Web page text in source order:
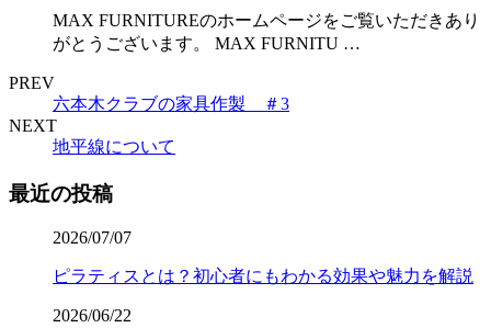
MAX FURNITUREのホームページをご覧いただきあり
がとうございます。 MAX FURNITU …
PREV
六本木クラブの家具作製 ＃3
NEXT
地平線について
最近の投稿
2026/07/07
ピラティスとは？初心者にもわかる効果や魅力を解説
2026/06/22